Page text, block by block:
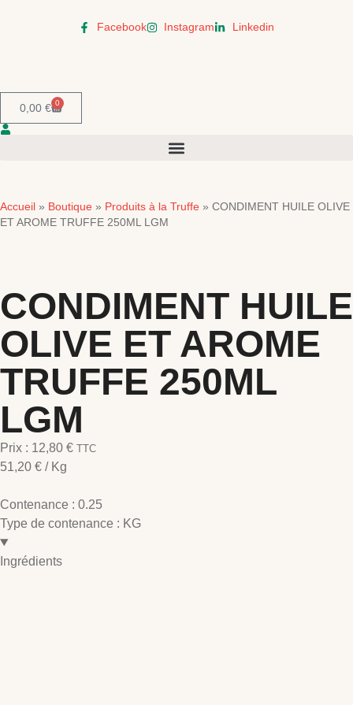
Facebook Instagram Linkedin
0,00 € 0
Accueil » Boutique » Produits à la Truffe » CONDIMENT HUILE OLIVE
ET AROME TRUFFE 250ML LGM
CONDIMENT HUILE
OLIVE ET AROME
TRUFFE 250ML
LGM
Prix : 12,80 € TTC
51,20 € / Kg
Contenance : 0.25
Type de contenance : KG
Ingrédients